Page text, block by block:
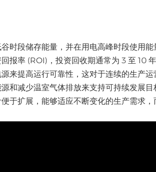
时段储存能量，并在用电高峰时段使用能
报率 (ROI)，投资回收期通常为 3 至 10 年
来提高运行可靠性，这对于连续的生产运
和减少温室气体排放来支持可持续发展目
于扩展，能够适应不断变化的生产需求，